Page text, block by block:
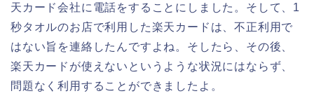
天カード会社に電話をすることにしました。そして、1
秒タオルのお店で利用した楽天カードは、不正利用で
はない旨を連絡したんですよね。そしたら、その後、
楽天カードが使えないというような状況にはならず、
問題なく利用することができましたよ。